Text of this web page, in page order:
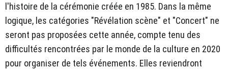
l'histoire de la cérémonie créée en 1985. Dans la même
logique, les catégories "Révélation scène" et "Concert" ne
seront pas proposées cette année, compte tenu des
difficultés rencontrées par le monde de la culture en 2020
pour organiser de tels événements. Elles reviendront